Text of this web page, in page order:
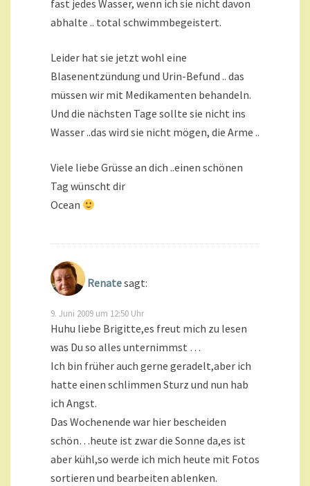
fast jedes Wasser, wenn ich sie nicht davon
abhalte .. total schwimmbegeistert.
Leider hat sie jetzt wohl eine
Blasenentzündung und Urin-Befund .. das
müssen wir mit Medikamenten behandeln.
Und die nächsten Tage sollte sie nicht ins
Wasser ..das wird sie nicht mögen, die Arme ..
Viele liebe Grüsse an dich ..einen schönen
Tag wünscht dir
Ocean
Renatesagt:
9. Juni 2009 um 12:50 Uhr
Huhu liebe Brigitte,es freut mich zu lesen
was Du so alles unternimmst …
Ich bin früher auch gerne geradelt,aber ich
hatte einen schlimmen Sturz und nun hab
ich Angst.
Das Wochenende war hier bescheiden
schön…heute ist zwar die Sonne da,es ist
aber kühl,so werde ich mich heute mit Fotos
sortieren und bearbeiten ablenken.